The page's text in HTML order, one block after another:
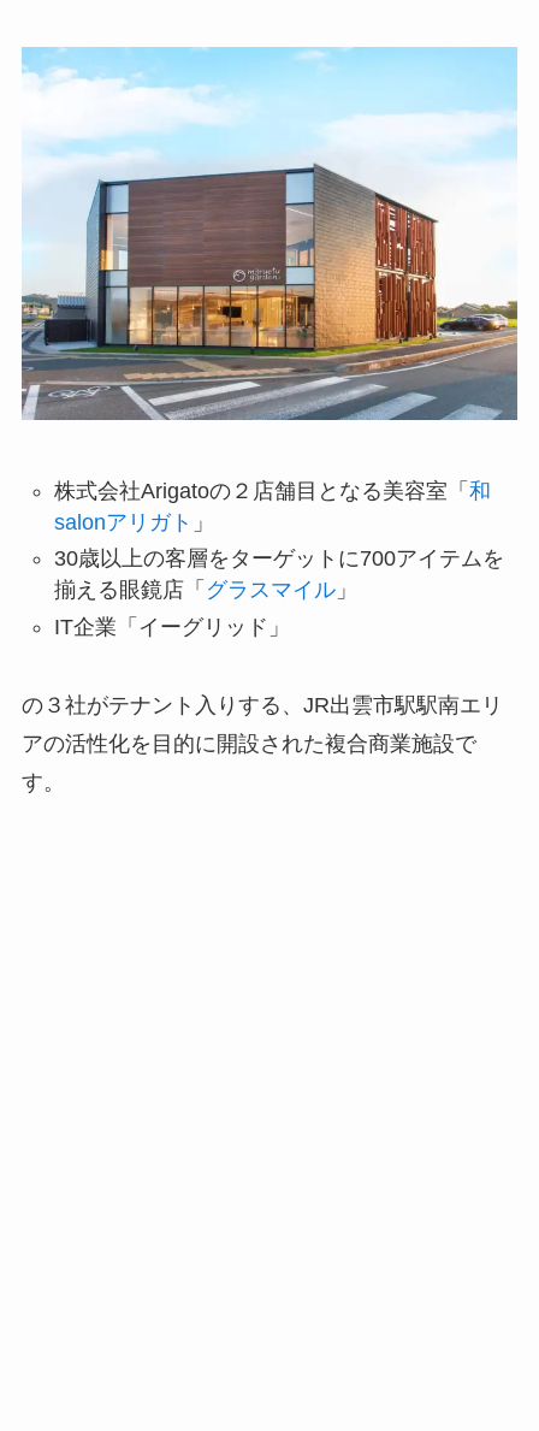
株式会社Arigatoの２店舗目となる美容室「 和
salonアリガト 」
30歳以上の客層をターゲットに700アイテムを
揃える眼鏡店「 グラスマイル」
IT企業「イーグリッド」
の３社がテナント入りする、JR出雲市駅駅南エリ
アの活性化を目的に開設された複合商業施設で
す。